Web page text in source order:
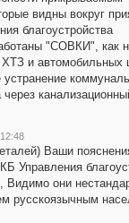
видны вокруг
благоустройства
"СОВКИ", как
ХТЗ и
через
Ваши
Управления
Видимо они
русскоязычным